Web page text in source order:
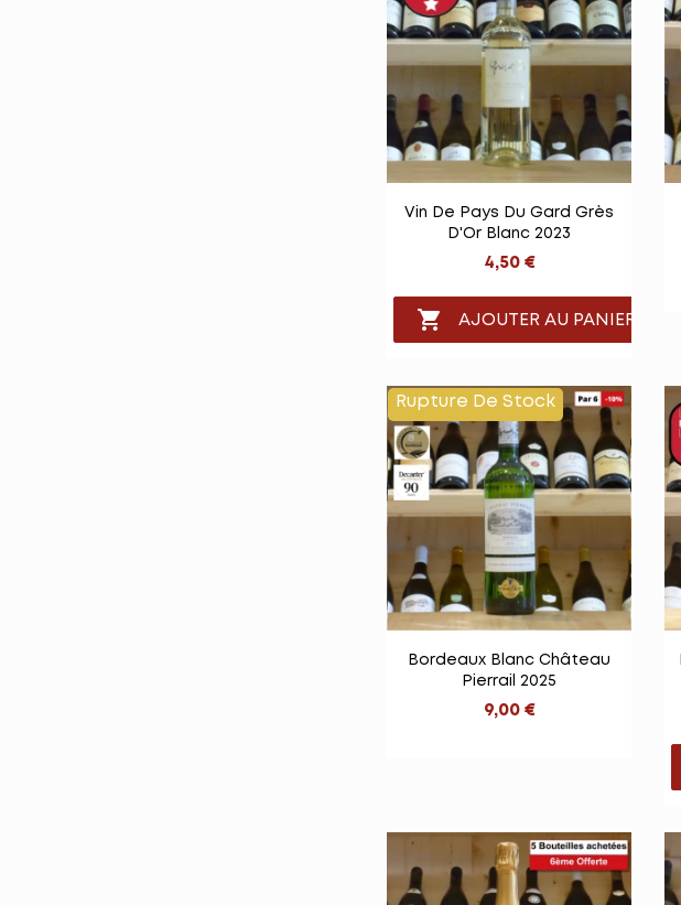
Vue rapide
Vin De Pays Du Gard Grès
D'Or Blanc 2023
4,50 €
 AJOUTER AU PANIER
 Vue rapide
Bordeaux Blanc Château
Pierrail 2025
9,00 €
Rupture De Stock